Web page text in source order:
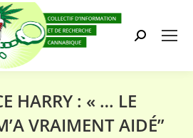
Search:
HARRY : « … LE
VRAIMENT AIDÉ”